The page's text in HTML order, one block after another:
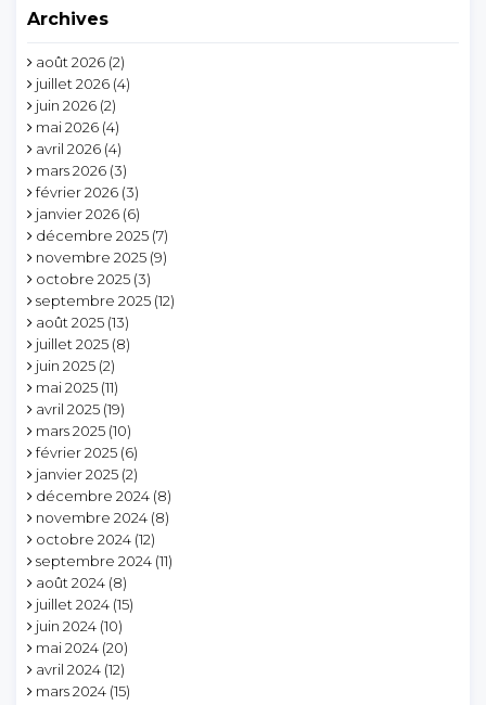
Archives
août 2026 (2)
juillet 2026 (4)
juin 2026 (2)
mai 2026 (4)
avril 2026 (4)
mars 2026 (3)
février 2026 (3)
janvier 2026 (6)
décembre 2025 (7)
novembre 2025 (9)
octobre 2025 (3)
septembre 2025 (12)
août 2025 (13)
juillet 2025 (8)
juin 2025 (2)
mai 2025 (11)
avril 2025 (19)
mars 2025 (10)
février 2025 (6)
janvier 2025 (2)
décembre 2024 (8)
novembre 2024 (8)
octobre 2024 (12)
septembre 2024 (11)
août 2024 (8)
juillet 2024 (15)
juin 2024 (10)
mai 2024 (20)
avril 2024 (12)
mars 2024 (15)